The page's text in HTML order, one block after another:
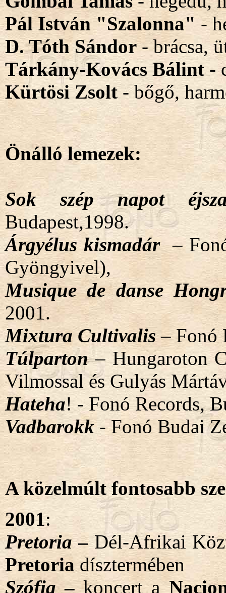
Pál István "Szalonna" -
D. Tóth Sándor- brácsa,
Tárkány-Kovács Bálint -
Kürtösi Zsolt- bőgő,
Önálló lemezek:
Sok szép napot
Budapest,1998.
Árgyélus kismadár–
Gyöngyivel),
Musique de danse
2001.
Mixtura Cultivalis– Fonó
Túlparton– Hungaroton
Vilmossal és Gulyás
Hateha! - Fonó Records,
Vadbarokk- Fonó Budai
A közelmúlt fontosabb
2001:
Pretoria–Dél-Afrikai
Pretoriadísztermében
Szófia–koncert a